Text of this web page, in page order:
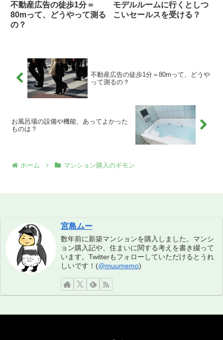
不動産広告の徒歩1分＝
80mって、どうやって測る
の？
モデルルームに行くとしつ
こいセールスを受ける？
不動産広告の徒歩1分＝80mって、どうや
って測るの？
お風呂場の設備や機能、あってよかった
ものは？
ホーム マンション購入のギモン
宮島ムー
数年前に新築マンションを購入しました。マンシ
ョン購入記や、住まいに関する考えを書き綴って
います。Twitterもフォローしていただけるとうれ
しいです！(@muumemo)